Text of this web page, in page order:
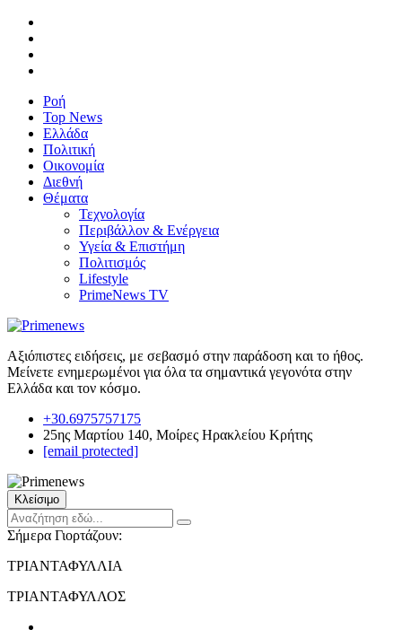
Ροή
Top News
Ελλάδα
Πολιτική
Οικονομία
Διεθνή
Θέματα
Τεχνολογία
Περιβάλλον & Ενέργεια
Υγεία & Επιστήμη
Πολιτισμός
Lifestyle
PrimeNews TV
Αξιόπιστες ειδήσεις, με σεβασμό στην παράδοση και το ήθος.
Μείνετε ενημερωμένοι για όλα τα σημαντικά γεγονότα στην
Ελλάδα και τον κόσμο.
+30.6975757175
25ης Μαρτίου 140, Μοίρες Ηρακλείου Κρήτης
[email protected]
Κλείσιμο
Σήμερα Γιορτάζουν:
ΤΡΙΑΝΤΑΦΥΛΛΙΑ
ΤΡΙΑΝΤΑΦΥΛΛΟΣ